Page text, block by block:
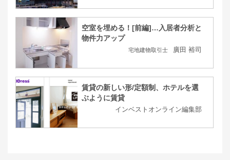
空室を埋める！[前編]…入居者分析と
物件力アップ
宅地建物取引士 廣田 裕司
賃貸の新しい形/定額制、ホテルを選
ぶように賃貸
インベストオンライン編集部